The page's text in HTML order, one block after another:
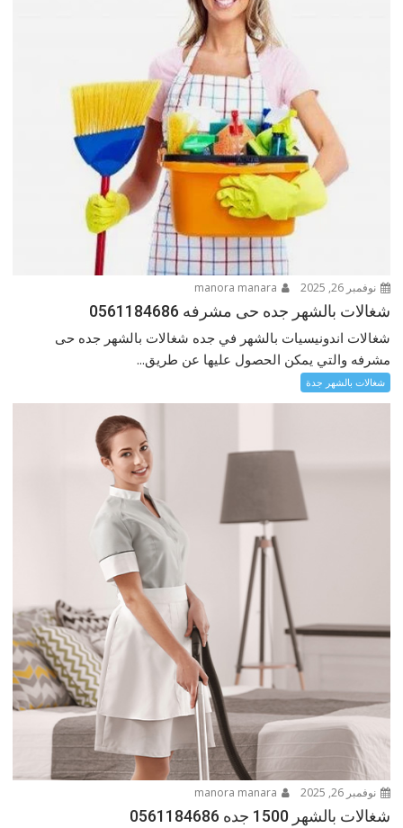
نوفمبر 26, 2025
شغالات بالشهر جده حى مشرفه 0561184686
شغالات اندونيسيات بالشهر في جده شغالات بالشهر جده حى
مشرفه والتي يمكن الحصول عليها عن طريق...
شغالات بالشهر جدة
نوفمبر 26, 2025
شغالات بالشهر 1500 جده 0561184686